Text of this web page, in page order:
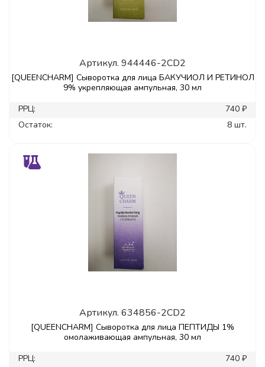
Артикул. 944446-2CD2
[QUEENCHARM] Сыворотка для лица БАКУЧИОЛ И РЕТИНОЛ
9% укрепляющая ампульная, 30 мл
РРЦ:
740 ₽
Остаток:
8 шт.
Артикул. 634856-2CD2
[QUEENCHARM] Сыворотка для лица ПЕПТИДЫ 1%
омолаживающая ампульная, 30 мл
РРЦ:
740 ₽